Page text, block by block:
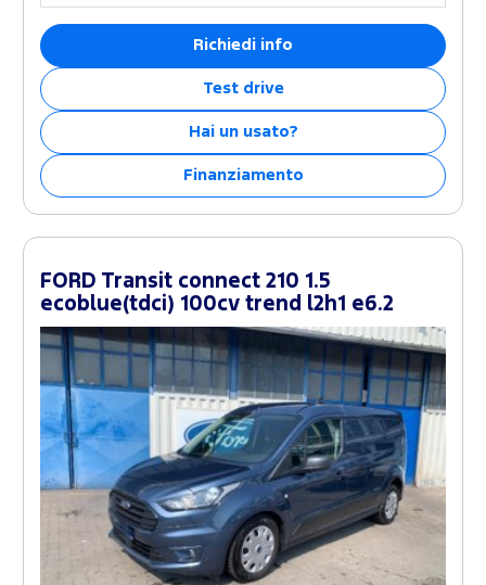
Richiedi info
Test drive
Hai un usato?
Finanziamento
FORD Transit connect 210 1.5
ecoblue(tdci) 100cv trend l2h1 e6.2